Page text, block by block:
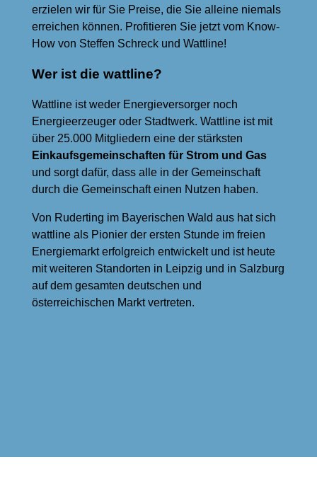
erzielen wir für Sie Preise, die Sie alleine niemals
erreichen können. Profitieren Sie jetzt vom Know-
How von Steffen Schreck und Wattline!
Wer ist die wattline?
Wattline ist weder Energieversorger noch
Energieerzeuger oder Stadtwerk. Wattline ist mit
über 25.000 Mitgliedern eine der stärksten
Einkaufsgemeinschaften für Strom und Gas
und sorgt dafür, dass alle in der Gemeinschaft
durch die Gemeinschaft einen Nutzen haben.
Von Ruderting im Bayerischen Wald aus hat sich
wattline als Pionier der ersten Stunde im freien
Energiemarkt erfolgreich entwickelt und ist heute
mit weiteren Standorten in Leipzig und in Salzburg
auf dem gesamten deutschen und
österreichischen Markt vertreten.